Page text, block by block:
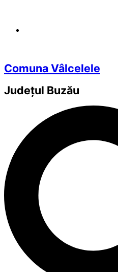
Comuna Vâlcelele
Județul Buzău